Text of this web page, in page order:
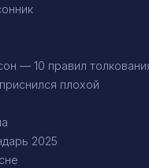
— 10 правил
плохой
2025